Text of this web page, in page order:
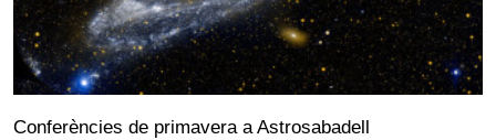
Conferències de primavera a Astrosabadell